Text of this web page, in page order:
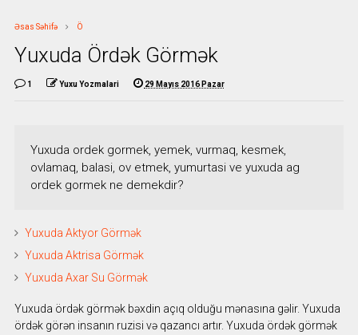
Əsas Səhifə Ö
Yuxuda Ördək Görmək
1 Yuxu Yozmalari 29 Mayıs 2016 Pazar
Yuxuda ordek gormek, yemek, vurmaq, kesmek,
ovlamaq, balasi, ov etmek, yumurtasi ve yuxuda ag
ordek gormek ne demekdir?
Yuxuda Aktyor Görmək
Yuxuda Aktrisa Görmək
Yuxuda Axar Su Görmək
Yuxuda ördək görmək bəxdin açıq olduğu mənasına gəlir. Yuxuda
ördək görən insanın ruzisi və qazancı artır. Yuxuda ördək görmək